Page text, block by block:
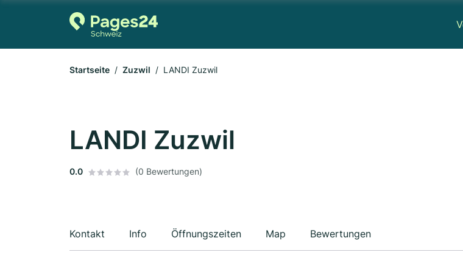
Startseite Zuzwil LANDI Zuzwil
LANDI Zuzwil
0.0 (0 Bewertungen)
Kontakt Info Öffnungszeiten Map Bewertungen